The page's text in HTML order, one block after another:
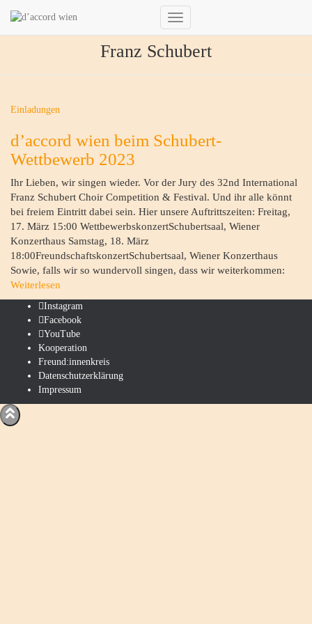
Navigation
umschalten
Franz Schubert
Einladungen
d’accord wien beim Schubert-
Wettbewerb 2023
Ihr Lieben, wir singen wieder. Vor der Jury des 32nd International
Franz Schubert Choir Competition & Festival. Und ihr alle könnt
bei freiem Eintritt dabei sein. Hier unsere Auftrittszeiten: Freitag,
17. März 15:00 WettbewerbskonzertSchubertsaal, Wiener
Konzerthaus Samstag, 18. März
18:00FreundschaftskonzertSchubertsaal, Wiener Konzerthaus
Sowie, falls wir so wundervoll singen, dass wir weiterkommen:
Weiterlesen
Instagram
Facebook
YouTube
Kooperation
Freund:innenkreis
Datenschutzerklärung
Impressum